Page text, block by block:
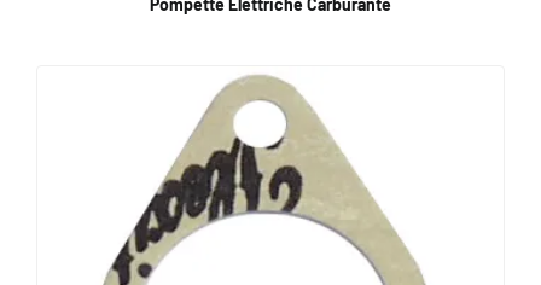
Pompette Elettriche Carburante